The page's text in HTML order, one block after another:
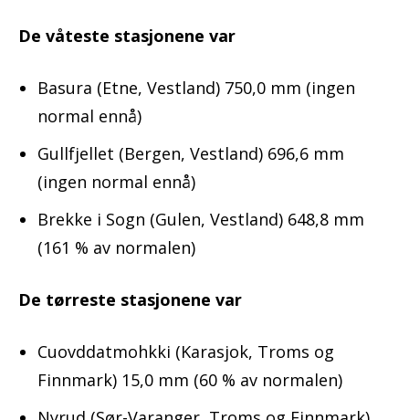
De våteste stasjonene var
Basura (Etne, Vestland) 750,0 mm (ingen
normal ennå)
Gullfjellet (Bergen, Vestland) 696,6 mm
(ingen normal ennå)
Brekke i Sogn (Gulen, Vestland) 648,8 mm
(161 % av normalen)
De tørreste stasjonene var
Cuovddatmohkki (Karasjok, Troms og
Finnmark) 15,0 mm (60 % av normalen)